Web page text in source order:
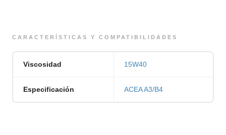
CARACTERÍSTICAS Y COMPATIBILIDADES
Viscosidad 15W40
Especificación ACEA A3/B4